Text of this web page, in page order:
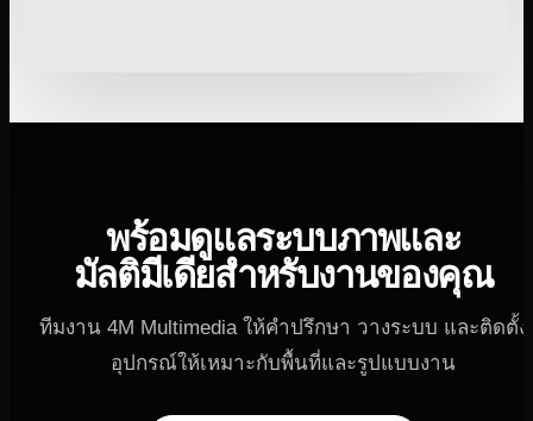
พร้อมดูแลระบบภาพและ
มัลติมีเดียสำหรับงานของคุณ
ทีมงาน 4M Multimedia ให้คำปรึกษา วางระบบ และติดตั้ง
อุปกรณ์ให้เหมาะกับพื้นที่และรูปแบบงาน